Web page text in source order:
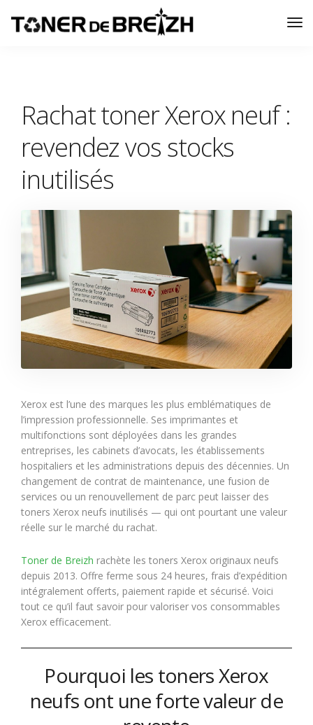
Rachat toner Xerox neuf :
revendez vos stocks
inutilisés
Xerox est l’une des marques les plus emblématiques de
l’impression professionnelle. Ses imprimantes et
multifonctions sont déployées dans les grandes
entreprises, les cabinets d’avocats, les établissements
hospitaliers et les administrations depuis des décennies. Un
changement de contrat de maintenance, une fusion de
services ou un renouvellement de parc peut laisser des
toners Xerox neufs inutilisés — qui ont pourtant une valeur
réelle sur le marché du rachat.
Toner de Breizh rachète les toners Xerox originaux neufs
depuis 2013. Offre ferme sous 24 heures, frais d’expédition
intégralement offerts, paiement rapide et sécurisé. Voici
tout ce qu’il faut savoir pour valoriser vos consommables
Xerox efficacement.
Pourquoi les toners Xerox
neufs ont une forte valeur de